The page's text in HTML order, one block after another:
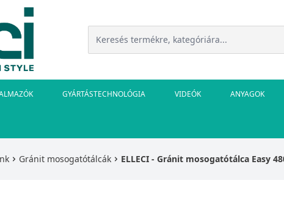
GYÁRTÁSTECHNOLÓGIA VIDEÓK ANYAGOK
Gránit mosogatótálcák ELLECI - Gránit mosogatótálca Easy